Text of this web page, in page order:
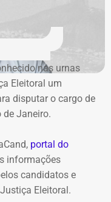
seja
Segundo os
à Justiça, o
fixado em R$
bilhões. O MP ainda
11,9 milhões por
nas urnas
Eleitoral um
disputar o cargo de
de Janeiro.
portal do
informações
candidatos e
Eleitoral.